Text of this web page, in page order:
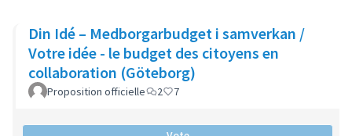
Din Idé – Medborgarbudget i samverkan /
Votre idée - le budget des citoyens en
collaboration (Göteborg)
Proposition officielle 2 7